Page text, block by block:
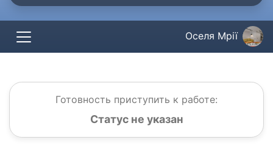
Оселя Мрії
Готовность приступить к работе:
Статус не указан